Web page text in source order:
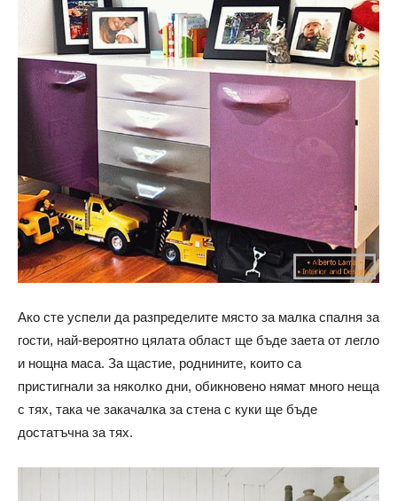
Ако сте успели да разпределите място за малка спалня за
гости, най-вероятно цялата област ще бъде заета от легло
и нощна маса. За щастие, роднините, които са
пристигнали за няколко дни, обикновено нямат много неща
с тях, така че закачалка за стена с куки ще бъде
достатъчна за тях.